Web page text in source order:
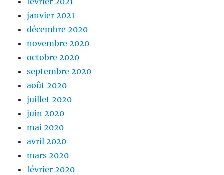
janvier 2021
décembre 2020
novembre 2020
octobre 2020
septembre 2020
août 2020
juillet 2020
juin 2020
mai 2020
avril 2020
mars 2020
février 2020